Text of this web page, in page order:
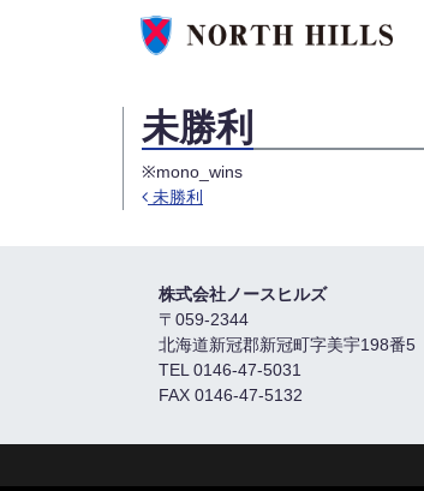
未勝利
※mono_wins
未勝利
株式会社ノースヒルズ
〒059-2344
北海道新冠郡新冠町字美宇198番5
TEL 0146-47-5031
FAX 0146-47-5132